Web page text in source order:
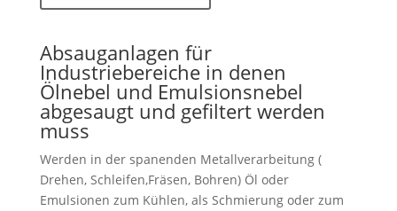
Absauganlagen für
Industriebereiche in denen
Ölnebel und Emulsionsnebel
abgesaugt und gefiltert werden
muss
Werden in der spanenden Metallverarbeitung (
Drehen, Schleifen,Fräsen, Bohren) Öl oder
Emulsionen zum Kühlen, als Schmierung oder zum